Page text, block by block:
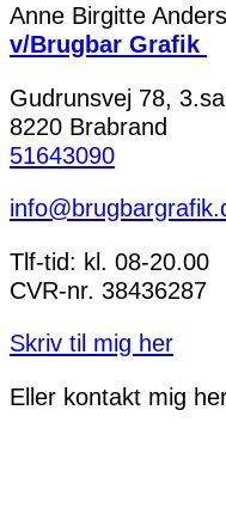
Anne Birgitte
v/Brugbar Grafik
Gudrunsvej 78,
8220 Brabrand
51643090
Tlf-tid: kl. 08-20.00
CVR-nr. 38436287
Skriv til mig her
Eller kontakt mig